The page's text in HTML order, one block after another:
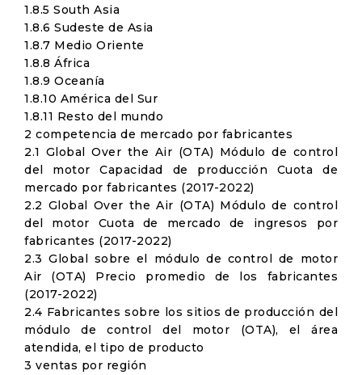
1.8.5 South Asia
1.8.6 Sudeste de Asia
1.8.7 Medio Oriente
1.8.8 África
1.8.9 Oceanía
1.8.10 América del Sur
1.8.11 Resto del mundo
2 competencia de mercado por fabricantes
2.1 Global Over the Air (OTA) Módulo de control
del motor Capacidad de producción Cuota de
mercado por fabricantes (2017-2022)
2.2 Global Over the Air (OTA) Módulo de control
del motor Cuota de mercado de ingresos por
fabricantes (2017-2022)
2.3 Global sobre el módulo de control de motor
Air (OTA) Precio promedio de los fabricantes
(2017-2022)
2.4 Fabricantes sobre los sitios de producción del
módulo de control del motor (OTA), el área
atendida, el tipo de producto
3 ventas por región